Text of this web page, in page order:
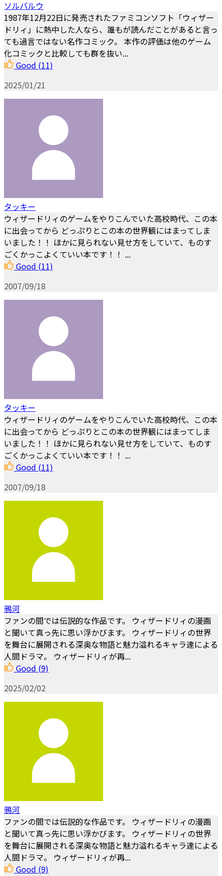
ソルバルウ
1987年12月22日に発売されたファミコンソフト「ウィザー
ドリィ」に熱中した人なら、誰もが読んだことがあると言っ
ても過言ではない名作コミック。 本作の評価は他のゲーム
化コミックと比較しても群を抜い...
Good (11)
2025/01/21
タッキー
ウィザードリィのゲームをやりこんでいた高校時代、この本
に出会ってから どっぷりとこの本の世界観にはまってしま
いました！！ ほかに見られない見せ方をしていて、ものす
ごくかっこよくていい本です！！ ...
Good (11)
2007/09/18
タッキー
ウィザードリィのゲームをやりこんでいた高校時代、この本
に出会ってから どっぷりとこの本の世界観にはまってしま
いました！！ ほかに見られない見せ方をしていて、ものす
ごくかっこよくていい本です！！ ...
Good (11)
2007/09/18
鴉河
ファンの間では伝説的な作品です。 ウィザードリィの漫画
と聞いて真っ先に思い浮かびます。 ウィザードリィの世界
を舞台に展開される深奥な物語と魅力溢れるキャラ達による
人間ドラマ。 ウィザードリィが再...
Good (9)
2025/02/02
鴉河
ファンの間では伝説的な作品です。 ウィザードリィの漫画
と聞いて真っ先に思い浮かびます。 ウィザードリィの世界
を舞台に展開される深奥な物語と魅力溢れるキャラ達による
人間ドラマ。 ウィザードリィが再...
Good (9)